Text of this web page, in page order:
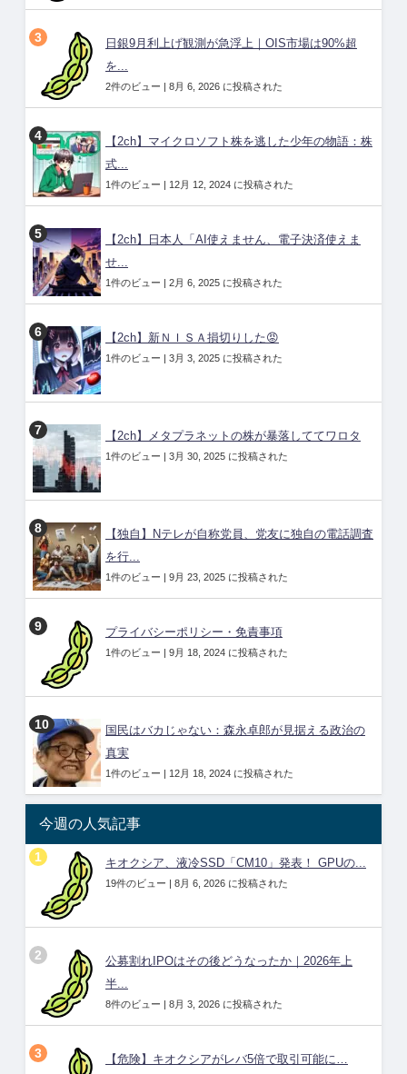
日銀9月利上げ観測が急浮上｜OIS市場は90%超
を...
2件のビュー | 8月 6, 2026 に投稿された
【2ch】マイクロソフト株を逃した少年の物語：株
式...
1件のビュー | 12月 12, 2024 に投稿された
【2ch】日本人「AI使えません、電子決済使えま
せ...
1件のビュー | 2月 6, 2025 に投稿された
【2ch】新ＮＩＳＡ損切りした😡
1件のビュー | 3月 3, 2025 に投稿された
【2ch】メタプラネットの株が暴落しててワロタ
1件のビュー | 3月 30, 2025 に投稿された
【独自】Nテレが自称党員、党友に独自の電話調査
を行...
1件のビュー | 9月 23, 2025 に投稿された
プライバシーポリシー・免責事項
1件のビュー | 9月 18, 2024 に投稿された
国民はバカじゃない：森永卓郎が見据える政治の
真実
1件のビュー | 12月 18, 2024 に投稿された
今週の人気記事
キオクシア、液冷SSD「CM10」発表！ GPUの...
19件のビュー | 8月 6, 2026 に投稿された
公募割れIPOはその後どうなったか｜2026年上
半...
8件のビュー | 8月 3, 2026 に投稿された
【危険】キオクシアがレバ5倍で取引可能に…